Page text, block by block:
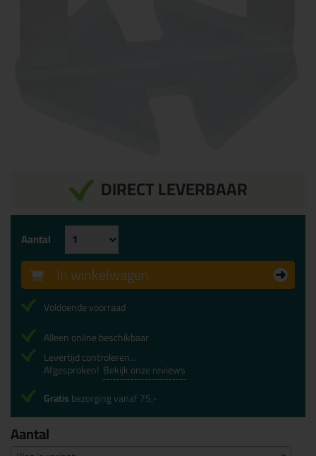
DIRECT LEVERBAAR
Aantal
Aantal
In winkelwagen
Voldoende voorraad
Alleen online beschikbaar
Levertijd controleren...
Afgesproken! Bekijk onze reviews
Gratisbezorging vanaf 75,-